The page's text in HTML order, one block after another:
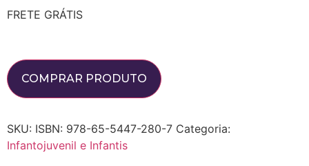
FRETE GRÁTIS
COMPRAR PRODUTO
SKU: ISBN: 978-65-5447-280-7 Categoria:
Infantojuvenil e Infantis